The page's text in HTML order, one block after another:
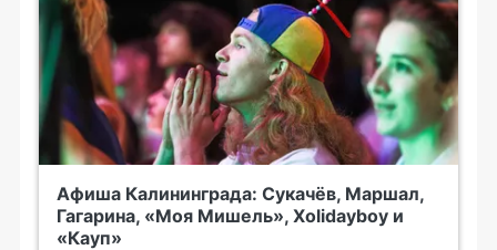
Афиша Калининграда: Сукачёв, Маршал,
Гагарина, «Моя Мишель», Xolidayboy и
«Кауп»